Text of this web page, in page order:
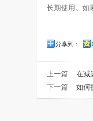
长期使用。如
分享到：
上一篇 在减
下一篇 如何